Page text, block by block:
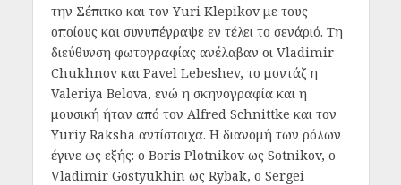
την Σέπιτκο και τον Yuri Klepikov με τους
οποίους και συνυπέγραψε εν τέλει το σενάριό. Τη
διεύθυνση φωτογραφίας ανέλαβαν οι Vladimir
Chukhnov και Pavel Lebeshev, το μοντάζ η
Valeriya Belova, ενώ η σκηνογραφία και η
μουσική ήταν από τον Alfred Schnittke και τον
Yuriy Raksha αντίστοιχα. Η διανομή των ρόλων
έγινε ως εξής: ο Boris Plotnikov ως Sotnikov, ο
Vladimir Gostyukhin ως Rybak, ο Sergei